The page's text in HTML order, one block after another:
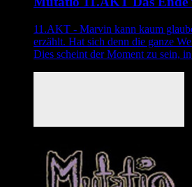
11.AKT - Marvin kann kaum
erzählt. Hat sich denn die ganze
Dies scheint der Moment zu sein,